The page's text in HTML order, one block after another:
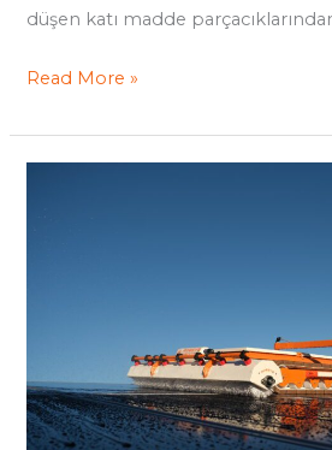
düşen katı madde
Read More »